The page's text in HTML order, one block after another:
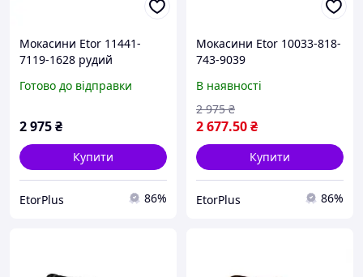
Мокасини Etor 11441-
7119-1628 рудий
Готово до відправки
2 975₴
Купити
EtorPlus 86%
Мокасини Etor 10033-818-
743-9039
В наявності
2 677.50₴
2 975 ₴
Купити
EtorPlus 86%